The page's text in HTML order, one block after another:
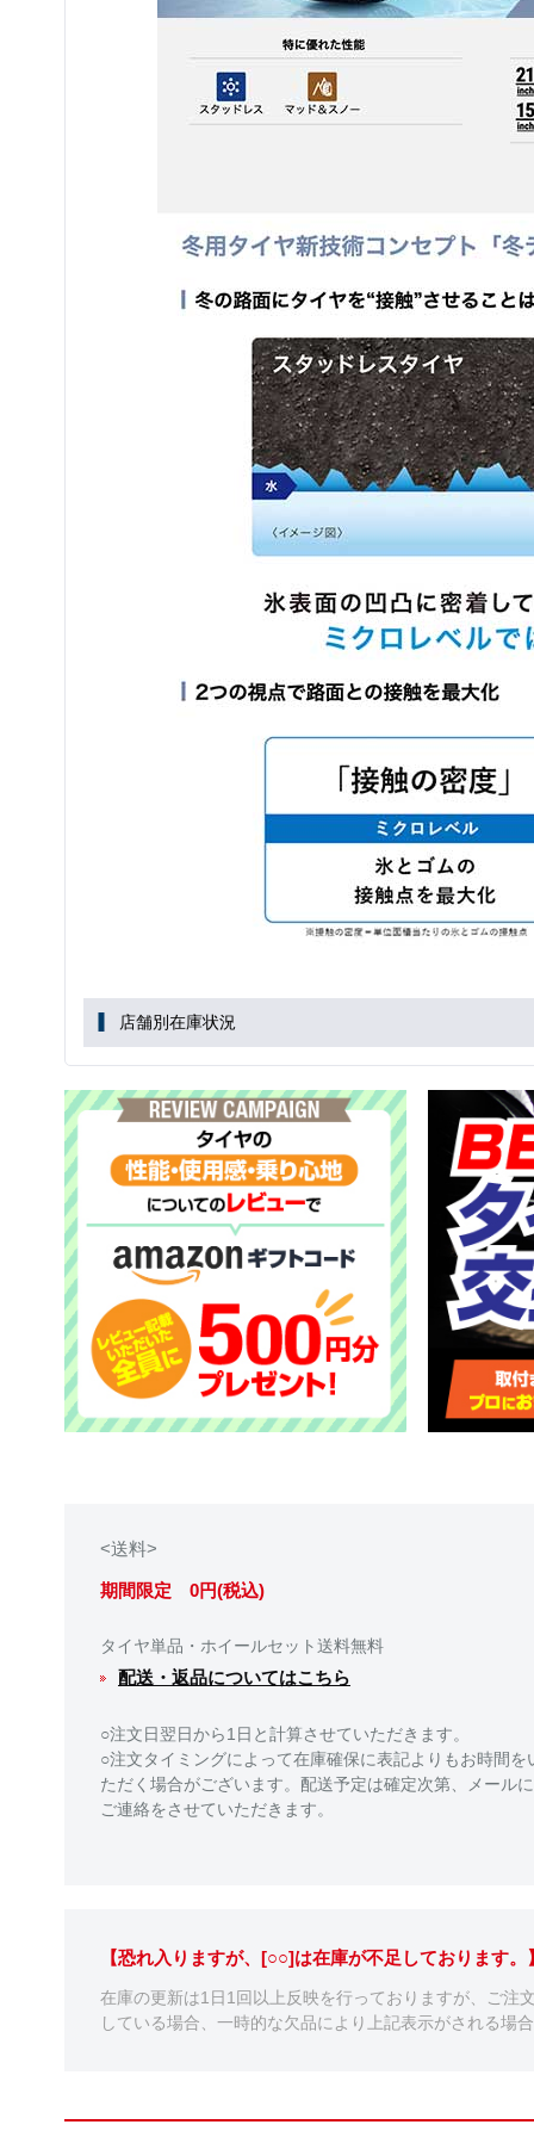
店舗別在庫状況
<送料>
期間限定 0円(税込)
タイヤ単品・ホイールセット送料無料
配送・返品についてはこちら
○注文日翌日から1日と計算させていただきます。
○注文タイミングによって在庫確保に表記よりもお時間を
ただく場合がございます。配送予定は確定次第、メール
ご連絡をさせていただきます。
【恐れ入りますが、[○○]は在庫が不足しております
在庫の更新は1日1回以上反映を行っておりますが、ご注
している場合、一時的な欠品により上記表示がされる場